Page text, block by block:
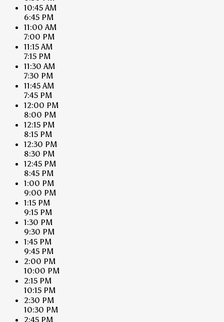
10:45 AM
6:45 PM
11:00 AM
7:00 PM
11:15 AM
7:15 PM
11:30 AM
7:30 PM
11:45 AM
7:45 PM
12:00 PM
8:00 PM
12:15 PM
8:15 PM
12:30 PM
8:30 PM
12:45 PM
8:45 PM
1:00 PM
9:00 PM
1:15 PM
9:15 PM
1:30 PM
9:30 PM
1:45 PM
9:45 PM
2:00 PM
10:00 PM
2:15 PM
10:15 PM
2:30 PM
10:30 PM
2:45 PM